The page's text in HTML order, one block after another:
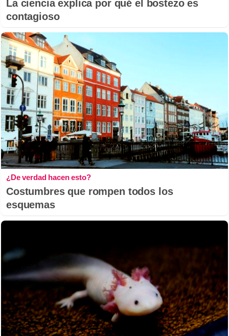
La ciencia explica por qué el bostezo es
contagioso
¿De verdad hacen esto?
Costumbres que rompen todos los
esquemas